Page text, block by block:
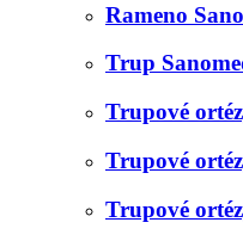
Rameno
Trup
Trupové
Trupové
Trupové